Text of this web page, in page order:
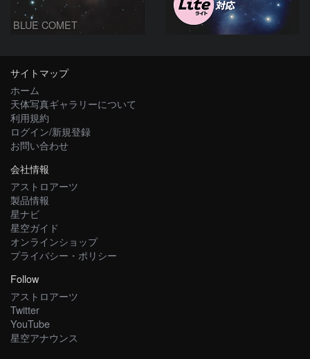
BLUE COMET
サイトマップ
ホーム
天体写真ギャラリーについて
利用規約
ログイン/新規登録
お問い合わせ
会社情報
アストロアーツ
製品情報
星ナビ
星空ガイド
オンラインショップ
プライバシー・ポリシー
Follow
アストロアーツ
Twitter
YouTube
星空アナウンス